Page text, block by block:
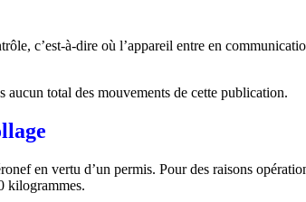
c’est-à-dire où l’appareil entre en
aucun total des mouvements de cette publication.
en vertu d’un permis. Pour des raisons
kilogrammes.